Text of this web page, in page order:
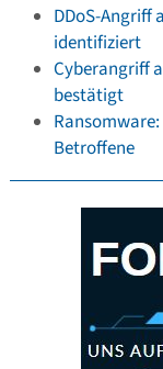
DDoS-Angriff
identifiziert
Cyberangriff
bestätigt
Betroffene